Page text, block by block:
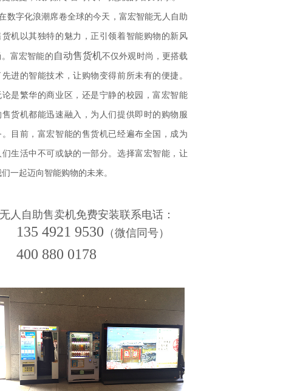
数字化浪潮席卷全球的今天，富宏智能无人自助
货机以其独特的魅力，正引领着智能购物的新风
。富宏智能的自动售货机不仅外观时尚，更搭载
先进的智能技术，让购物变得前所未有的便捷。
论是繁华的商业区，还是宁静的校园，富宏智能
售货机都能迅速融入，为人们提供即时的购物服
。目前，富宏智能的售货机已经遍布全国，成为
们生活中不可或缺的一部分。选择富宏智能，让
们一起迈向智能购物的未来。
无人自助售卖机免费安装联系电话：
135 4921 9530 （微信同号）
400 880 0178